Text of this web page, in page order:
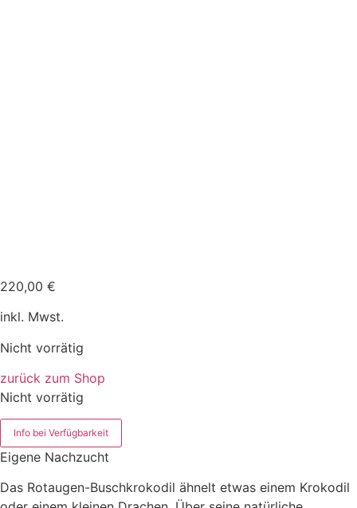
220,00 €
inkl. Mwst.
Nicht vorrätig
zurück zum Shop
Nicht vorrätig
Info bei Verfügbarkeit
Eigene Nachzucht
Das Rotaugen-Buschkrokodil ähnelt etwas einem Krokodil